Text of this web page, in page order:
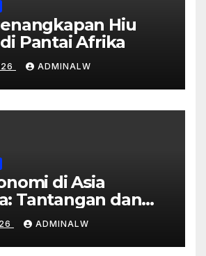
Hiu
Pantai Afrika
ADMINALW
di Asia
Tantangan dan
ADMINALW